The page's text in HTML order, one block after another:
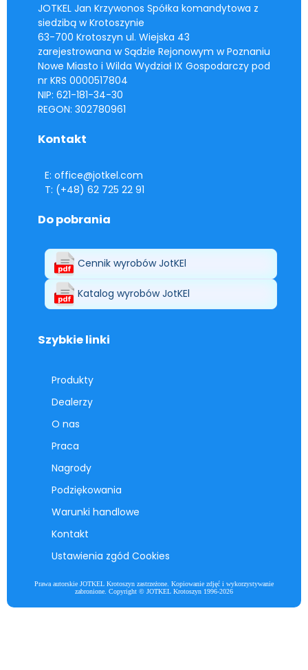
JOTKEL Jan Krzywonos Spółka komandytowa z
siedzibą w Krotoszynie
63-700 Krotoszyn ul. Wiejska 43
zarejestrowana w Sądzie Rejonowym w Poznaniu
Nowe Miasto i Wilda Wydział IX Gospodarczy pod
nr KRS 0000517804
NIP: 621-181-34-30
REGON: 302780961
Kontakt
E: office@jotkel.com
T: (+48) 62 725 22 91
Do pobrania
Cennik wyrobów JotKEl
Katalog wyrobów JotKEl
Szybkie linki
Produkty
Dealerzy
O nas
Praca
Nagrody
Podziękowania
Warunki handlowe
Kontakt
Ustawienia zgód Cookies
Prawa autorskie JOTKEL Krotoszyn zastrzeżone. Kopiowanie zdjęć i wykorzystywanie
zabronione. Copyright © JOTKEL Krotoszyn 1996-2026